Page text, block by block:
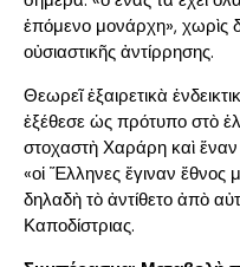
ἑπόμενο μονάρχη», χωρὶς
οὐσιαστικῆς ἀντίρρησης.
Θεωρεῖ ἐξαιρετικὰ
ἐξέθεσε ὡς πρότυπο στὸ
στοχαστὴ Χαράρη καὶ ἕναν
«οἱ Ἕλληνες ἔγιναν
δηλαδὴ τὸ ἀντίθετο ἀπὸ
Καποδίστριας.